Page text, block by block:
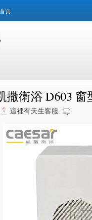
首頁
撒衛浴 D603
這裡有天生客服